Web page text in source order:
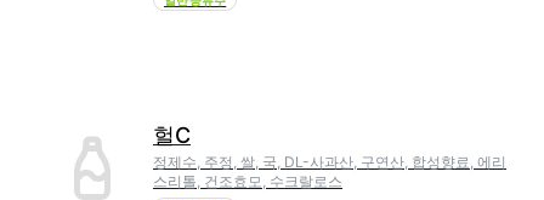
헐C
정제수, 주정, 쌀, 국, DL-사과산, 구연산, 합성향료, 에리
스리톨, 건조효모, 수크랄로스